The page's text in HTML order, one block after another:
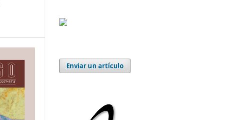
Enviar un artículo